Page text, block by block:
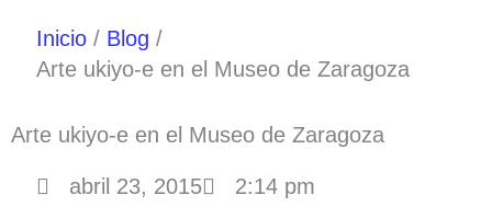
Inicio
Blog
Arte ukiyo-e en el Museo de Zaragoza
Arte ukiyo-e en el Museo de Zaragoza
abril 23, 2015 2:14 pm